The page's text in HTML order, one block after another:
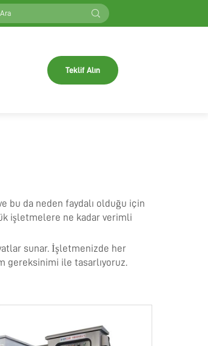
Teklif Alın
bu da neden faydalı olduğu için
işletmelere ne kadar verimli
sunar. İşletmenizde her
gereksinimi ile tasarlıyoruz.